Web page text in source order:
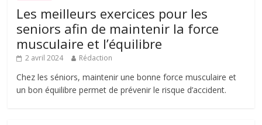
Les meilleurs exercices pour les
seniors afin de maintenir la force
musculaire et l’équilibre
2 avril 2024 Rédaction
Chez les séniors, maintenir une bonne force musculaire et
un bon équilibre permet de prévenir le risque d’accident.